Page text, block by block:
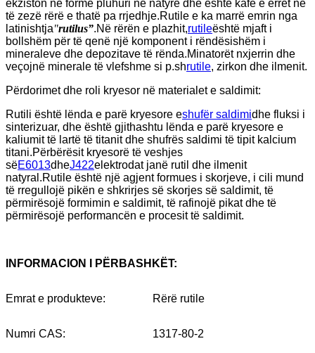
ekziston në formë pluhuri në natyrë dhe është kafe e errët në
të zezë rërë e thatë pa rrjedhje.Rutile e ka marrë emrin nga
latinishtja"rutilus”.Në rërën e plazhit,rutileështë mjaft i
bollshëm për të qenë një komponent i rëndësishëm i
mineraleve dhe depozitave të rënda.Minatorët nxjerrin dhe
veçojnë minerale të vlefshme si p.shrutile, zirkon dhe ilmenit.
Përdorimet dhe roli kryesor në materialet e saldimit:
Rutili është lënda e parë kryesore eshufër saldimidhe fluksi i
sinterizuar, dhe është gjithashtu lënda e parë kryesore e
kaliumit të lartë të titanit dhe shufrës saldimi të tipit kalcium
titani.Përbërësit kryesorë të veshjes
sëE6013dheJ422elektrodat janë rutil dhe ilmenit
natyral.Rutile është një agjent formues i skorjeve, i cili mund
të rregullojë pikën e shkrirjes së skorjes së saldimit, të
përmirësojë formimin e saldimit, të rafinojë pikat dhe të
përmirësojë performancën e procesit të saldimit.
INFORMACION I PËRBASHKËT:
Emrat e produkteve: Rërë rutile
Numri CAS: 1317-80-2